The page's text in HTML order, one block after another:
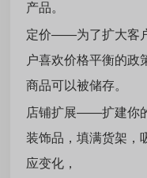
产品。
定价——为了扩大客
户喜欢价格平衡的政
商品可以被储存。
店铺扩展——扩建你
装饰品，填满货架，
应变化，